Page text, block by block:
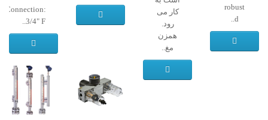
robust
d..
کار می
رود.
همزن
مغ..
Connection:
3/4" F..